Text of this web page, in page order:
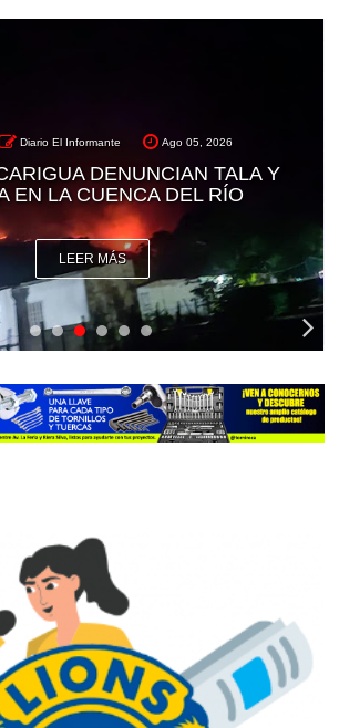
Diario El Informante Ago 05, 2026
DENUNCIAN TALA Y
EN LA CUENCA DEL RÍO
LEER MÁS